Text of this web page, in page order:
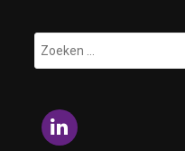
Zoeken
naar:
LinkedIn